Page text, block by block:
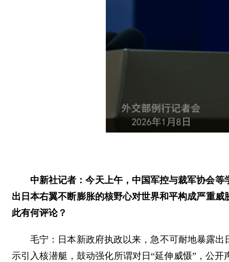
中新社记者：今天上午，中国军控与裁军协会
出日本右翼不断膨胀的核野心对世界和平构成严重
此有何评论？
毛宁：日本新政府执政以来，急不可耐地暴露
示引入核潜艇，鼓动强化所谓对日“延伸威慑”，公